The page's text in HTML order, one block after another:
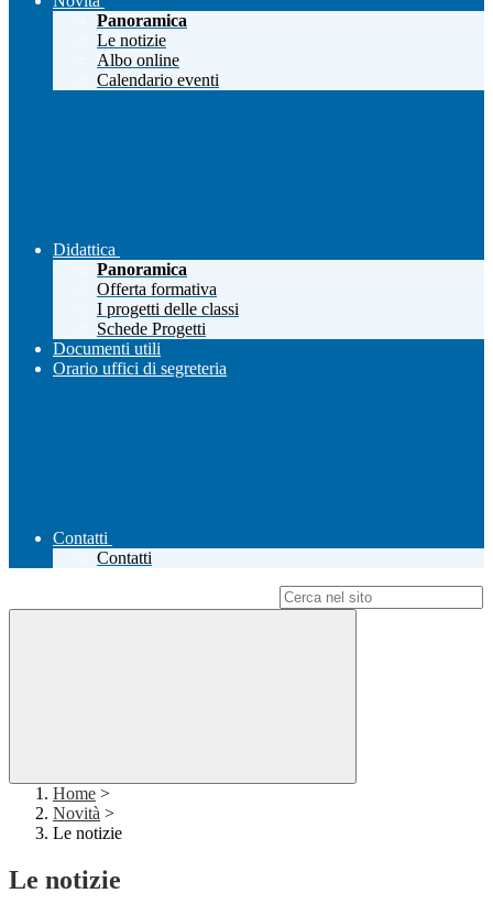
Panoramica
Le notizie
Albo online
Calendario eventi
Didattica
Panoramica
Offerta formativa
I progetti delle classi
Schede Progetti
Documenti utili
Orario uffici di segreteria
Contatti
Contatti
Home >
Novità >
Le notizie
Le notizie